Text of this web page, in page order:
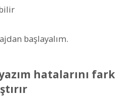
başlayalım.
hatalarını fark